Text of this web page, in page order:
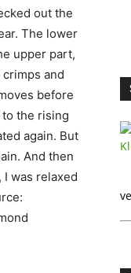
out the
The lower
upper part,
and
before
the rising
again. But
And then
was relaxed